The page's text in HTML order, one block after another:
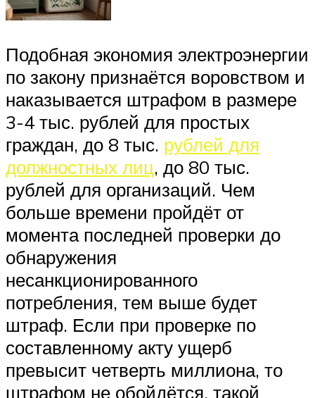
Подобная экономия электроэнергии
по закону признаётся воровством и
наказывается штрафом в размере
3-4 тыс. рублей для простых
граждан, до 8 тыс. рублей для
должностных лиц, до 80 тыс.
рублей для организаций. Чем
больше времени пройдёт от
момента последней проверки до
обнаружения
несанкционированного
потребления, тем выше будет
штраф. Если при проверке по
составленному акту ущерб
превысит четверть миллиона, то
штрафом не обойдётся, такой